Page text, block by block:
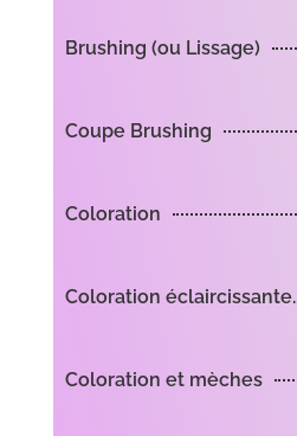
Brushing (ou Lissage)
Coupe Brushing
Coloration
Coloration
Coloration et mèches